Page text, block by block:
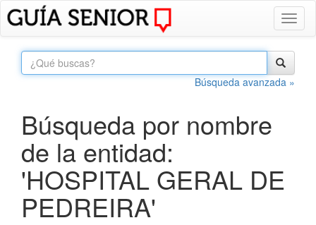
Búsqueda avanzada »
Búsqueda por nombre
de la entidad:
'HOSPITAL GERAL DE
PEDREIRA'